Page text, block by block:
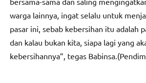
warga lainnya, ingat selalu untuk
pasar ini, sebab kebersihan itu adalah
dan kalau bukan kita, siapa lagi yang
kebersihannya”, tegas